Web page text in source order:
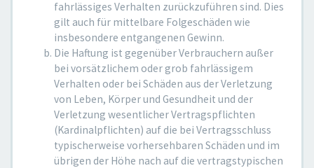
fahrlässiges Verhalten zurückzuführen sind. Dies
gilt auch für mittelbare Folgeschäden wie
insbesondere entgangenen Gewinn.
Die Haftung ist gegenüber Verbrauchern außer
bei vorsätzlichem oder grob fahrlässigem
Verhalten oder bei Schäden aus der Verletzung
von Leben, Körper und Gesundheit und der
Verletzung wesentlicher Vertragspflichten
(Kardinalpflichten) auf die bei Vertragsschluss
typischerweise vorhersehbaren Schäden und im
übrigen der Höhe nach auf die vertragstypischen